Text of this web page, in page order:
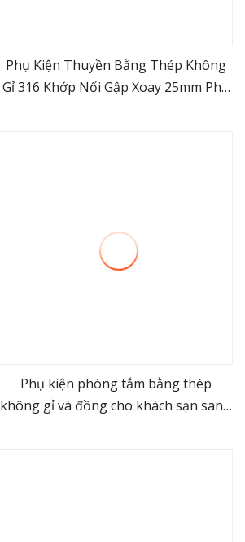
view more
Phụ Kiện Thuyền Bằng Thép Không
Gỉ 316 Khớp Nối Gập Xoay 25mm Phụ
view more
Phụ kiện phòng tắm bằng thép
không gỉ và đồng cho khách sạn sang